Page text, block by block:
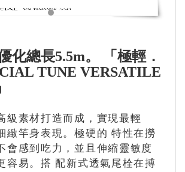
化總長5.5m。 「極輕．
TUNE VERSATILE
級素材打造而成，實現最輕
緻竿身表現。極硬的 特性在撈
會感到吃力，並且伸縮靈敏度
容易。搭 配新式透氣尾栓在搏